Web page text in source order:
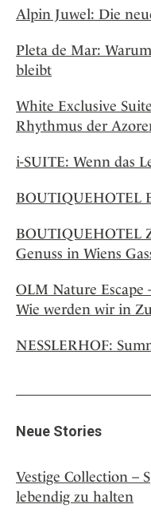
Alpin Juwel: Die
Pleta de Mar:
bleibt
White Exclusive
Rhythmus der
i-SUITE: Wenn das
BOUTIQUEHOTEL
BOUTIQUEHOTEL
Genuss in Wiens
OLM Nature Escape
Wie werden wir in
NESSLERHOF:
Neue Stories
Vestige Collection –
lebendig zu halten